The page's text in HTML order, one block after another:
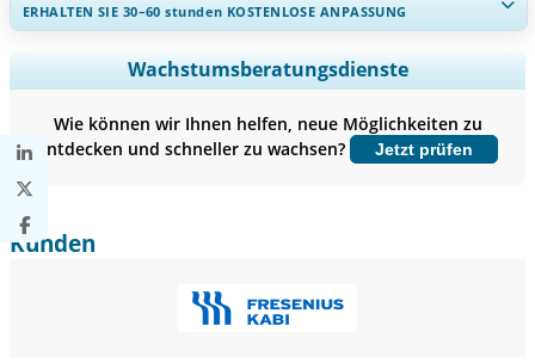
ERHALTEN SIE 30–60stunden KOSTENLOSE ANPASSUNG
Regionale und länderspezifische Abdeckung erweitern,
Segmentanalyse, Unternehmensprofile, Wettbewerbs-
Jetzt anpassen
Wachstumsberatungsdienste
Wie können wir Ihnen helfen, neue Möglichkeiten zu
entdecken und schneller zu wachsen?
Jetzt prüfen
Kunden